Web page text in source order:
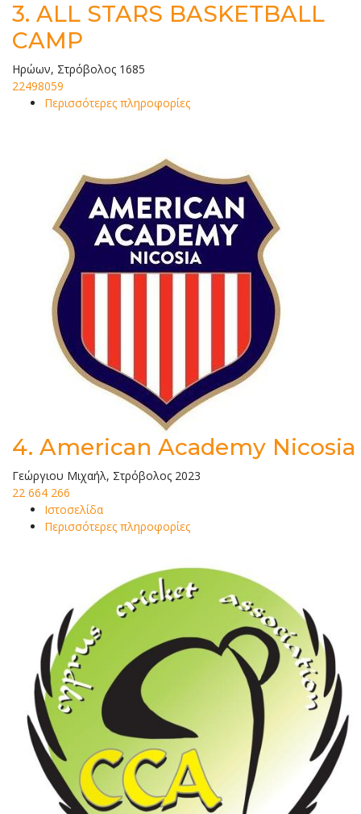
3. ALL STARS BASKETBALL
CAMP
Ηρώων, Στρόβολος 1685
22498059
Περισσότερες πληροφορίες
4. American Academy Nicosia
Γεώργιου Μιχαήλ, Στρόβολος 2023
22 664 266
Ιστοσελίδα
Περισσότερες πληροφορίες